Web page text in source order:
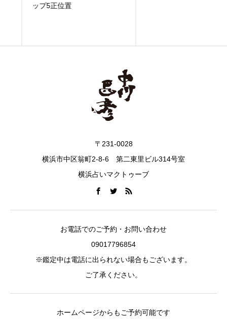
ップ5正位置
〒231-0028
横浜市中区翁町2-8-6 第二東里ビル314号室
横浜占いマクトゥーブ
お電話でのご予約・お問い合わせ
09017796854
※鑑定中は電話に出られない場合もございます。
ご了承ください。
ホームページからもご予約可能です